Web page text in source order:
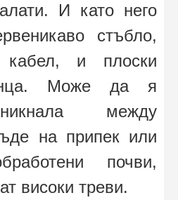
И като него
стъбло,
кабел, и плоски
Може да я
между
на припек или
почви,
високи треви.